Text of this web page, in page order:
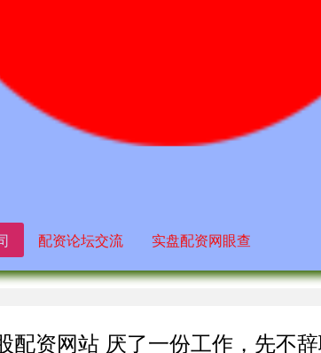
配资论坛交流 实盘配资网眼查
配资网站 厌了一份工作，先不辞